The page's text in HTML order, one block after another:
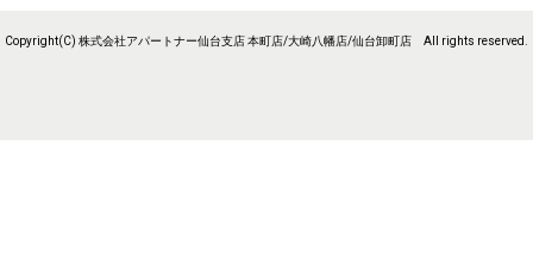
Copyright(C) 株式会社アパートナー仙台支店 本町店/大崎八幡店/仙台卸町店 All rights reserved.